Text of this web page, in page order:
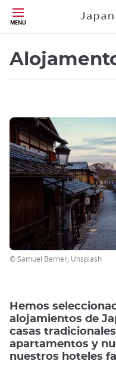
Tamaño
MENU
© Samuel Berner, Unsplash
Hemos
alojamientos de
casas
apartamentos y
nuestros hoteles